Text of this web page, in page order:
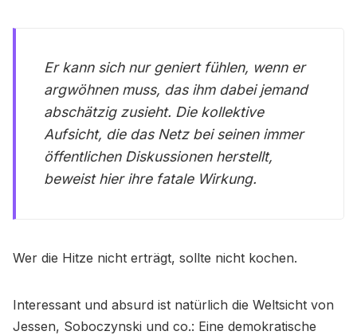
Er kann sich nur geniert fühlen, wenn er
argwöhnen muss, das ihm dabei jemand
abschätzig zusieht. Die kollektive
Aufsicht, die das Netz bei seinen immer
öffentlichen Diskussionen herstellt,
beweist hier ihre fatale Wirkung.
Wer die Hitze nicht erträgt, sollte nicht kochen.
Interessant und absurd ist natürlich die Weltsicht von
Jessen, Soboczynski und co.: Eine demokratische